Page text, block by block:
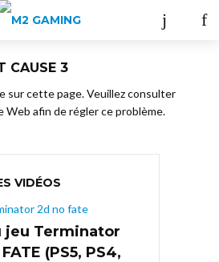
CAUSE 3
sur cette page. Veuillez consulter
afin de régler ce problème.
VIDÉOS
jeu Terminator
(PS5, PS4,